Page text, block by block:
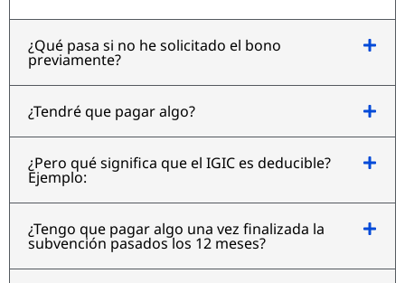
¿Qué pasa si no he solicitado el bono
previamente?
¿Tendré que pagar algo?
¿Pero qué significa que el IGIC es deducible?
Ejemplo:
¿Tengo que pagar algo una vez finalizada la
subvención pasados los 12 meses?